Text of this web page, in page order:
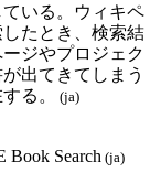
いる。ウィキペ
たとき、検索結
ジやプロジェク
が出てきてしまう
る。
(ja)
Search (ja)